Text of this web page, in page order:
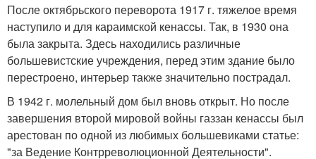
После октябрьского переворота 1917 г. тяжелое время
наступило и для караимской кенасcы. Так, в 1930 она
была закрыта. Здесь находились различные
большевистские учреждения, перед этим здание было
перестроено, интерьер также значительно пострадал.
В 1942 г. молельный дом был вновь открыт. Но после
завершения второй мировой войны газзан кенассы был
арестован по одной из любимых большевиками статье:
"за Ведение Контрреволюционной Деятельности".